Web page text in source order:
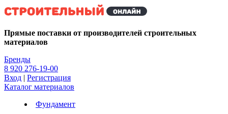
Kg
Прямые поставки от производителей строительных
материалов
Бренды
8 920 276-19-00
Вход | Регистрация
Каталог материалов
Фундамент